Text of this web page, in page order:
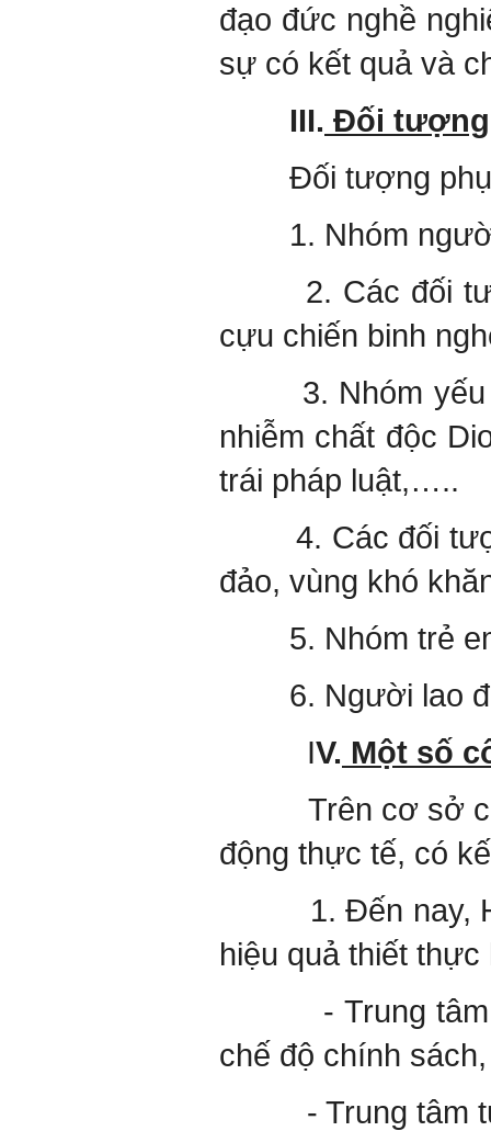
đạo đức nghề
sự có kết quả và
III. Đối tượng
Đối tượng phục
1. Nhóm người
2. Các đối
cựu chiến binh
3. Nhóm yếu
nhiễm chất độc
trái pháp luật,…..
4. Các đối
đảo, vùng khó
5. Nhóm trẻ em
6. Người lao
IV. Một số
Trên cơ sở các
động thực tế, có
1. Đến nay, Hội
hiệu quả thiết thực
- Trung tâm tư
chế độ chính
- Trung tâm tư